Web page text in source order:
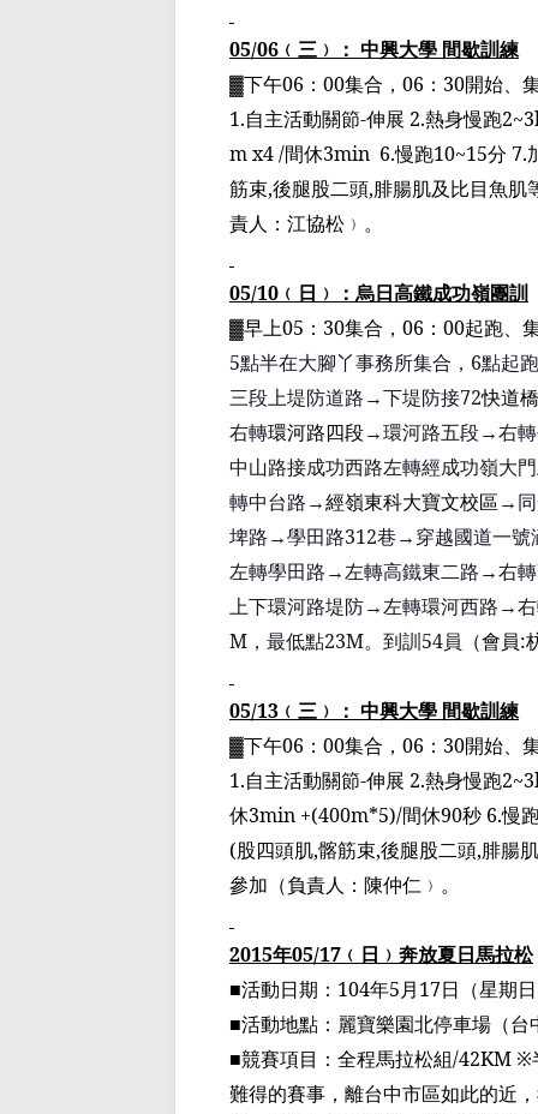
05/06 ﹙ 三 ﹚ ： 中興大學 間歇訓練
▓下午06 ： 00集合， 06 ： 30開始、
1.自主活動關節-伸展 2.熱身慢跑
m x4 /間休3min 6.慢跑10~15分 7.
筋束,後腿股二頭,腓腸肌及比目魚肌
責人： 江協松﹚ 。
05/10 ﹙ 日 ﹚ ：烏日高鐵成功嶺團訓
▓早上05 ： 30集合， 06 ： 00起跑、
5點半在大腳丫事務所集合， 6點起
三段上堤防道路→下堤防接72快道
右轉環河路四段→環河路五段→右
中山路接成功西路左轉經成功嶺大門
轉中台路→經嶺東科大寶文校區→
埤路→學田路312巷→穿越國道一
左轉學田路→左轉高鐵東二路→右
上下環河路堤防→左轉環河西路→
M ，最低點23M。 到訓54員 （會員:
05/13 ﹙ 三 ﹚ ： 中興大學 間歇訓練
▓下午06 ： 00集合， 06 ： 30開始、
1.自主活動關節-伸展 2.熱身慢跑
休3min +(400m*5)/間休90秒 6.慢
(股四頭肌,髂筋束,後腿股二頭,腓腸
參加 （負責人：陳仲仁 ﹚ 。
2015年05/17 ﹙ 日 ﹚ 奔放夏日馬拉松
■活動日期： 104年5月17日（星期
■活動地點：麗寶樂園北停車場（
■競賽項目：全程馬拉松組/42KM ※
難得的賽事，離台中市區如此的近